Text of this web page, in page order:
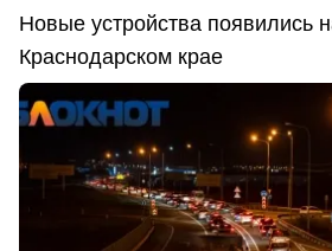
Новые устройства появились
Краснодарском крае